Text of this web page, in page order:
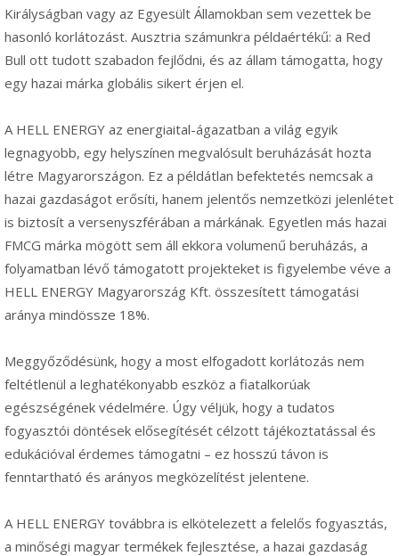
Királyságban vagy az Egyesült Államokban sem vezettek be
hasonló korlátozást. Ausztria számunkra példaértékű: a Red
Bull ott tudott szabadon fejlődni, és az állam támogatta, hogy
egy hazai márka globális sikert érjen el.
A HELL ENERGY az energiaital-ágazatban a világ egyik
legnagyobb, egy helyszínen megvalósult beruházását hozta
létre Magyarországon. Ez a példátlan befektetés nemcsak a
hazai gazdaságot erősíti, hanem jelentős nemzetközi jelenlétet
is biztosít a versenyszférában a márkának. Egyetlen más hazai
FMCG márka mögött sem áll ekkora volumenű beruházás, a
folyamatban lévő támogatott projekteket is figyelembe véve a
HELL ENERGY Magyarország Kft. összesített támogatási
aránya mindössze 18%.
Meggyőződésünk, hogy a most elfogadott korlátozás nem
feltétlenül a leghatékonyabb eszköz a fiatalkorúak
egészségének védelmére. Úgy véljük, hogy a tudatos
fogyasztói döntések elősegítését célzott tájékoztatással és
edukációval érdemes támogatni – ez hosszú távon is
fenntartható és arányos megközelítést jelentene.
A HELL ENERGY továbbra is elkötelezett a felelős fogyasztás,
a minőségi magyar termékek fejlesztése, a hazai gazdaság